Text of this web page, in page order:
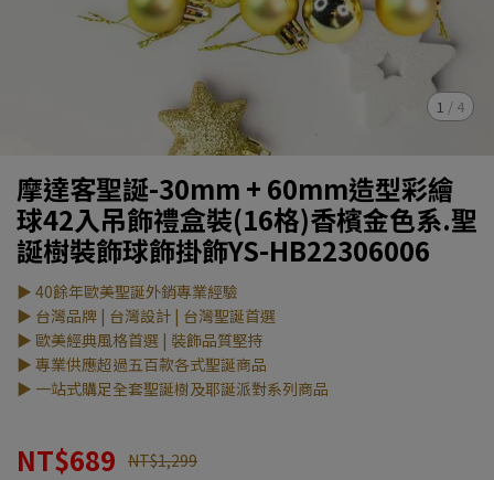
1 / 4
摩達客聖誕-30mm + 60mm造型彩繪
球42入吊飾禮盒裝(16格)香檳金色系.聖
誕樹裝飾球飾掛飾YS-HB22306006
▶ 40餘年歐美聖誕外銷專業經驗
▶ 台灣品牌 | 台灣設計 | 台灣聖誕首選
▶ 歐美經典風格首選 | 裝飾品質堅持
▶ 專業供應超過五百款各式聖誕商品
▶ 一站式購足全套聖誕樹及耶誕派對系列商品
NT$689 NT$1,299